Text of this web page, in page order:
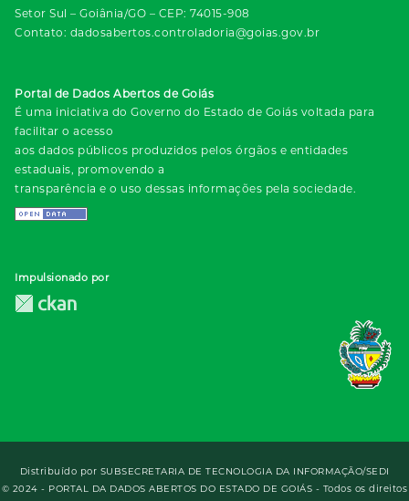
Setor Sul – Goiânia/GO – CEP: 74015-908
Contato: dadosabertos.controladoria@goias.gov.br
Portal de Dados Abertos de Goiás
É uma iniciativa do Governo do Estado de Goiás voltada para
facilitar o acesso
aos dados públicos produzidos pelos órgãos e entidades
estaduais, promovendo a
transparência e o uso dessas informações pela sociedade.
Impulsionado por
Distribuído por SUBSECRETARIA DE TECNOLOGIA DA INFORMAÇÃO/SEDI
© 2024 - PORTAL DA DADOS ABERTOS DO ESTADO DE GOIÁS - Todos os direitos